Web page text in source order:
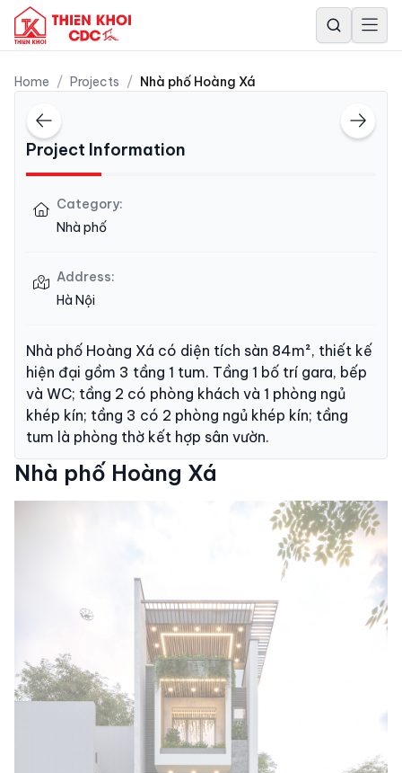
Home / Projects / Nhà phố Hoàng Xá
Project Information
Category:
Nhà phố
Address:
Hà Nội
Nhà phố Hoàng Xá có diện tích sàn 84m², thiết kế
hiện đại gồm 3 tầng 1 tum. Tầng 1 bố trí gara, bếp
và WC; tầng 2 có phòng khách và 1 phòng ngủ
khép kín; tầng 3 có 2 phòng ngủ khép kín; tầng
tum là phòng thờ kết hợp sân vườn.
Nhà phố Hoàng Xá
Project Images